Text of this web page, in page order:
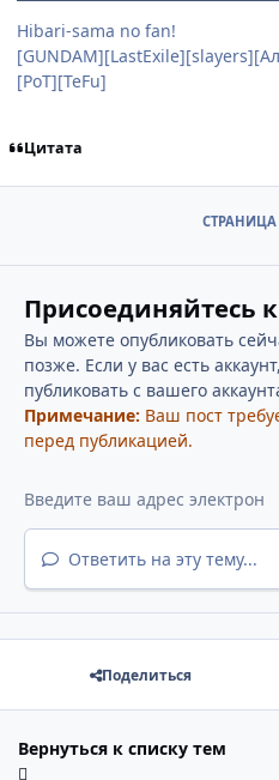
Hibari-sama no fan!
[PoT][TeFu]
Цитата
СТРАНИЦА
Присоединяйтесь
Вы можете опубликовать
позже. Если у вас есть аккаунт,
публиковать с вашего
Примечание: Ваш пост
перед публикацией.
Ответить на эту тему...
Поделиться
Вернуться к списку тем